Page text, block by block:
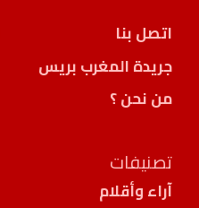
اتصل بنا
جريدة المغرب بريس
من نحن ؟
تصنيفات
آراء وأقلام